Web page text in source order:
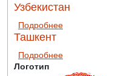
Узбекистан
Подробнеео Узбекистан
Ташкент
Подробнеео Ташкент
Логотип